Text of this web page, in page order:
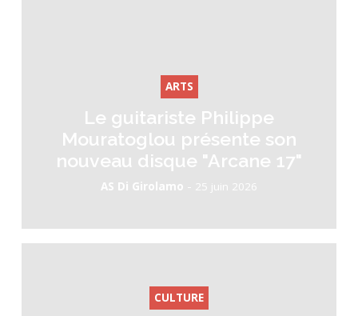
ARTS
Le guitariste Philippe
Mouratoglou présente son
nouveau disque "Arcane 17"
AS Di Girolamo - 25 juin 2026
CULTURE